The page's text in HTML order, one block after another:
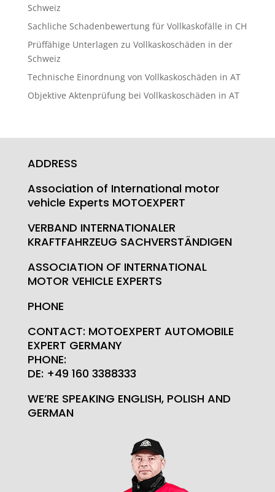
Schweiz
Sachliche Schadenbewertung für Vollkaskofälle in CH
Prüffähige Unterlagen zu Vollkaskoschäden in der
Schweiz
Technische Einordnung von Vollkaskoschäden in AT
Objektive Aktenprüfung bei Vollkaskoschäden in AT
ADDRESS
Association of International motor
vehicle Experts MOTOEXPERT
VERBAND INTERNATIONALER
KRAFTFAHRZEUG SACHVERSTÄNDIGEN
ASSOCIATION OF INTERNATIONAL
MOTOR VEHICLE EXPERTS
PHONE
CONTACT: MOTOEXPERT AUTOMOBILE
EXPERT GERMANY
PHONE:
DE: +49 160 3388333
WE’RE SPEAKING ENGLISH, POLISH AND
GERMAN